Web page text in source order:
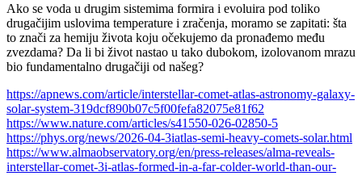
Ako se voda u drugim sistemima formira i evoluira pod toliko
drugačijim uslovima temperature i zračenja, moramo se zapitati: šta
to znači za hemiju života koju očekujemo da pronađemo među
zvezdama? Da li bi život nastao u tako dubokom, izolovanom mrazu
bio fundamentalno drugačiji od našeg?
https://apnews.com/article/interstellar-comet-atlas-astronomy-galaxy-
solar-system-319dcf890b07c5f00fefa82075e81f62
https://www.nature.com/articles/s41550-026-02850-5
https://phys.org/news/2026-04-3iatlas-semi-heavy-comets-solar.html
https://www.almaobservatory.org/en/press-releases/alma-reveals-
interstellar-comet-3i-atlas-formed-in-a-far-colder-world-than-our-